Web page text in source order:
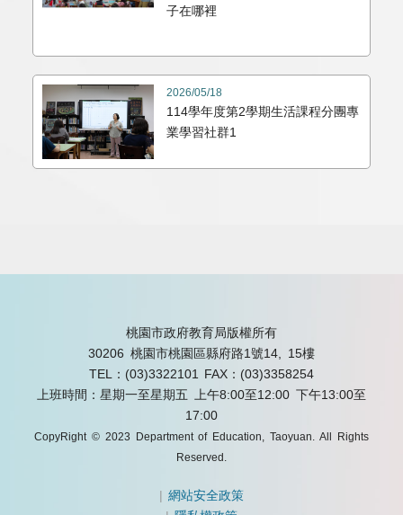
子在哪裡
2026/05/18
114學年度第2學期生活課程分團專
業學習社群1
桃園市政府教育局版權所有
30206 桃園市桃園區縣府路1號14, 15樓
TEL：(03)3322101 FAX：(03)3358254
上班時間：星期一至星期五 上午8:00至12:00 下午13:00至
17:00
CopyRight © 2023 Department of Education, Taoyuan. All Rights
Reserved.
|網站安全政策